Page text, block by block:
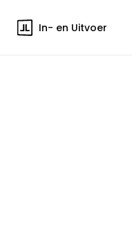
In- en Uitvoer